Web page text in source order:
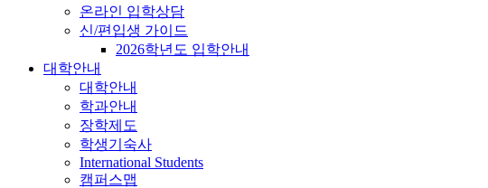
온라인 입학상담
신/편입생 가이드
2026학년도 입학안내
대학안내
대학안내
학과안내
장학제도
학생기숙사
International Students
캠퍼스맵